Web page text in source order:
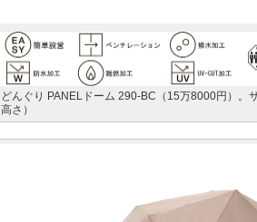
どんぐり PANELドーム 290-BC（15万8000円）。
高さ）